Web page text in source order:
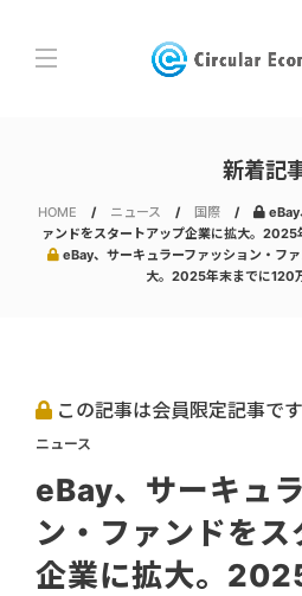
新着記
HOME ニュース 国際
eBay
ァンドをスタートアップ企業に拡大。
eBay、サーキュラーファッション・フ
大。2025年末までに120
この記事は会員限定記事です
ニュース
eBay、サーキュ
ン・ファンドを
企業に拡大。